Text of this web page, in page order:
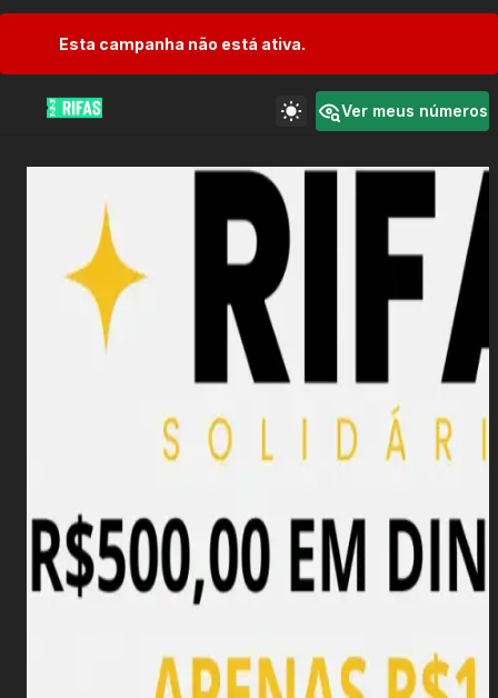
Esta campanha não está ativa.
Ver meus números